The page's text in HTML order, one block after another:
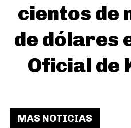
cientos de
de dólares
Oficial de
MAS NOTICIAS